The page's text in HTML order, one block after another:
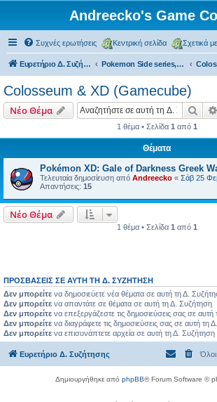
Andreecko's Game
Συχνές ερωτήσεις Κεντρική σελίδα Σχετικά
Ευρετήριο Δ. Συζήτησης Pokemon Side series, Spin-offs
Colosseum & XD (Gamecube)
Νέο Θέμα
1 θέμα • Σελίδα 1 από 1
Θέματα
Pokémon XD: Gale of Darkness Greek
Τελευταία δημοσίευση από Andreecko « Σάβ 25
Απαντήσεις: 15
Νέο Θέμα
1 θέμα • Σελίδα 1 από 1
ΠΡΟΣΒΆΣΕΙΣ ΣΕ ΑΥΤΉ ΤΗ Δ. ΣΥΖΉΤΗΣΗ
Δεν μπορείτε να δημοσιεύετε νέα θέματα σε αυτή τη Δ.
Δεν μπορείτε να απαντάτε σε θέματα σε αυτή τη Δ. Συζήτηση
Δεν μπορείτε να επεξεργάζεστε τις δημοσιεύσεις σας σε
Δεν μπορείτε να διαγράφετε τις δημοσιεύσεις σας σε αυτή τη
Δεν μπορείτε να επισυνάπτετε αρχεία σε αυτή τη Δ. Συζήτηση
Ευρετήριο Δ. Συζήτησης Όλοι
Δημιουργήθηκε από phpBB® Forum Software ©